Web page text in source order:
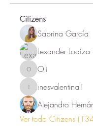
Citizens
Sabrina García
Oli Oli
inesvalentina1
inesvalentina1
Ver todo Citizens